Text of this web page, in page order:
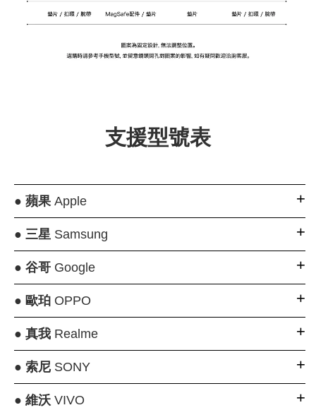
支援型號表
● 蘋果Apple
● 三星Samsung
● 谷哥Google
● 歐珀OPPO
● 真我Realme
● 索尼SONY
● 維沃VIVO